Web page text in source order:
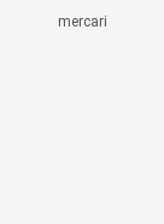
mercari